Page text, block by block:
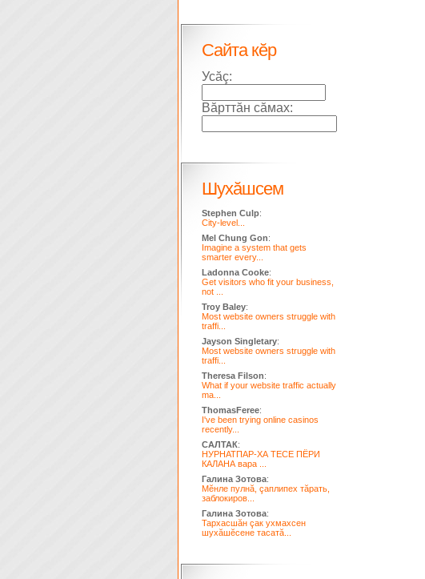
Сайта кĕр
Усăç:
Вăрттăн сăмах:
Шухăшсем
Stephen Culp:
City-level...
Mel Chung Gon:
Imagine a system that gets
smarter every...
Ladonna Cooke:
Get visitors who fit your business,
not ...
Troy Baley:
Most website owners struggle with
traffi...
Jayson Singletary:
Most website owners struggle with
traffi...
Theresa Filson:
What if your website traffic actually
ma...
ThomasFeree:
I've been trying online casinos
recently...
САЛТАК:
НУРНАТПАР-ХА ТЕСЕ ПЁРИ
КАЛАНА вара ...
Галина Зотова:
Мĕнле пулнă, çаплипех тăрать,
заблокиров...
Галина Зотова:
Тархасшăн çак ухмахсен
шухăшĕсене тасатă...